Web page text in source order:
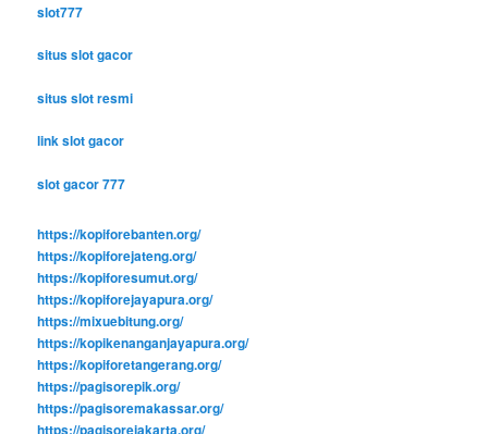
slot777
situs slot gacor
situs slot resmi
link slot gacor
slot gacor 777
https://kopiforebanten.org/
https://kopiforejateng.org/
https://kopiforesumut.org/
https://kopiforejayapura.org/
https://mixuebitung.org/
https://kopikenanganjayapura.org/
https://kopiforetangerang.org/
https://pagisorepik.org/
https://pagisoremakassar.org/
https://pagisorejakarta.org/